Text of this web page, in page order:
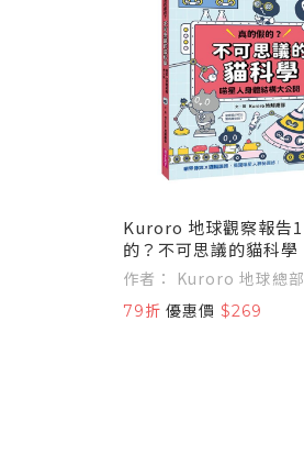
Kuroro 地球觀察報告1：真的假
的？不可思議的貓科學
作者： Kuroro 地球總部
79折 優惠價 $269